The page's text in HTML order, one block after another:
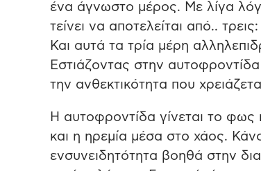
ένα άγνωστο μέρος. Με λίγα
τείνει να αποτελείται από..
Και αυτά τα τρία μέρη
Εστιάζοντας στην
την ανθεκτικότητα που
Η αυτοφροντίδα γίνεται το
και η ηρεμία μέσα στο χάος.
ενσυνειδητότητα βοηθά στην